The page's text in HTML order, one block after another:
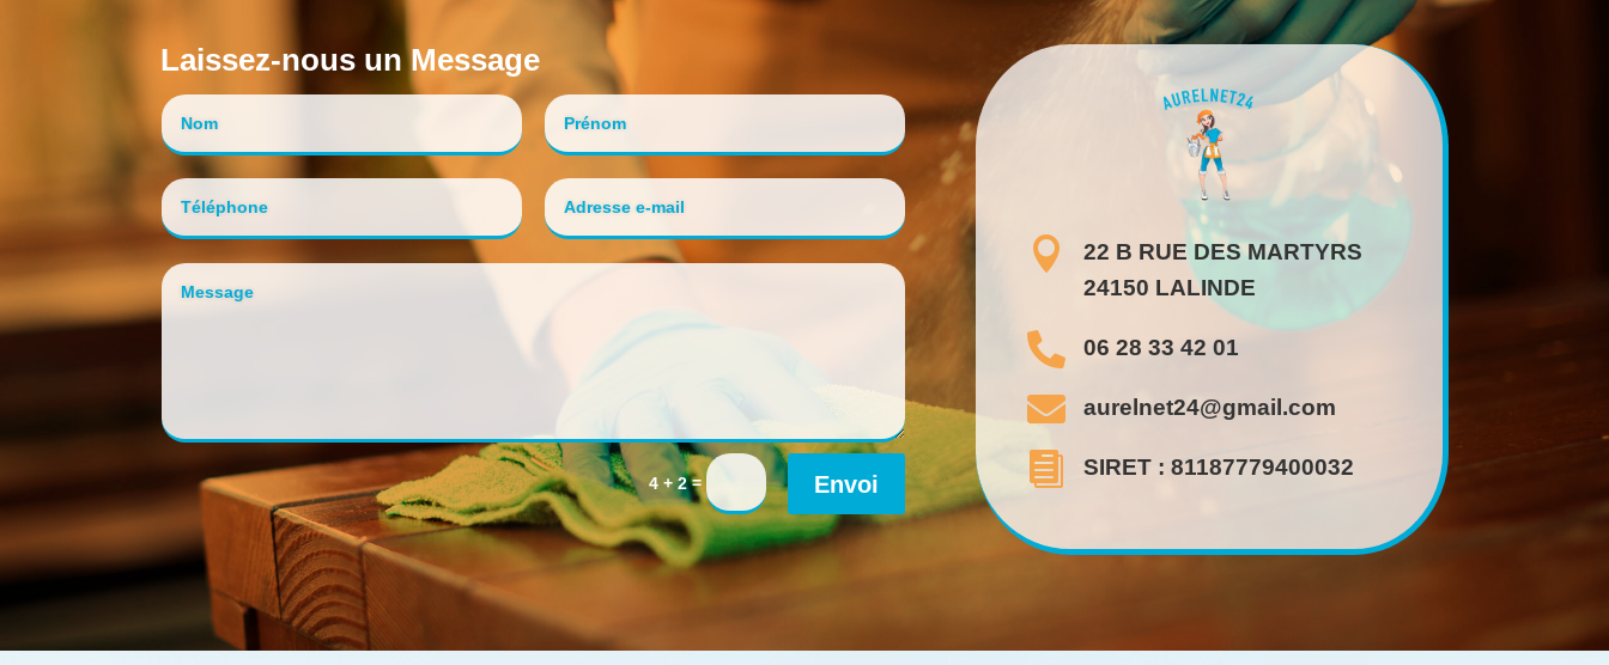
Laissez-nous un Message
4 + 2= Envoi

22 B RUE DES MARTYRS
24150 LALINDE
 06 28 33 42 01
 aurelnet24@gmail.com
 SIRET : 81187779400032